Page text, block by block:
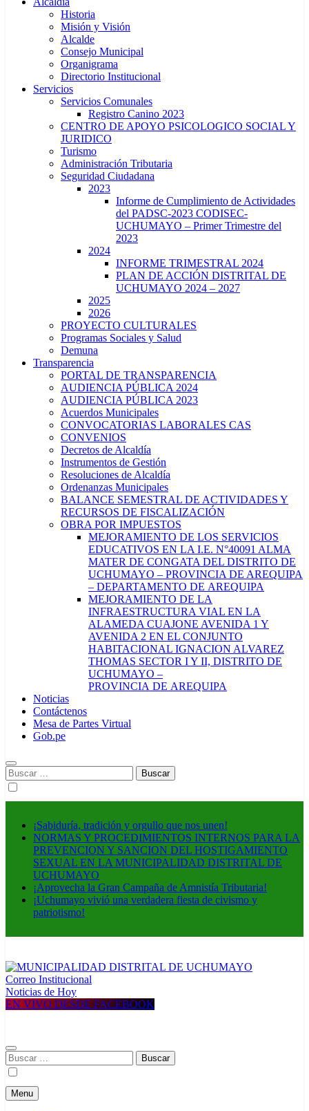
Historia
Misión y Visión
Alcalde
Consejo Municipal
Organigrama
Directorio Institucional
Servicios
Servicios Comunales
Registro Canino 2023
CENTRO DE APOYO PSICOLOGICO SOCIAL Y
JURIDICO
Turismo
Administración Tributaria
Seguridad Ciudadana
2023
Informe de Cumplimiento de Actividades
del PADSC-2023 CODISEC-
UCHUMAYO – Primer Trimestre del
2023
2024
INFORME TRIMESTRAL 2024
PLAN DE ACCIÓN DISTRITAL DE
UCHUMAYO 2024 – 2027
2025
2026
PROYECTO CULTURALES
Programas Sociales y Salud
Demuna
Transparencia
PORTAL DE TRANSPARENCIA
AUDIENCIA PÚBLICA 2024
AUDIENCIA PÚBLICA 2023
Acuerdos Municipales
CONVOCATORIAS LABORALES CAS
CONVENIOS
Decretos de Alcaldía
Instrumentos de Gestión
Resoluciones de Alcaldía
Ordenanzas Municipales
BALANCE SEMESTRAL DE ACTIVIDADES Y
RECURSOS DE FISCALIZACIÓN
OBRA POR IMPUESTOS
MEJORAMIENTO DE LOS SERVICIOS
EDUCATIVOS EN LA I.E. N°40091 ALMA
MATER DE CONGATA DEL DISTRITO DE
UCHUMAYO – PROVINCIA DE AREQUIPA
– DEPARTAMENTO DE AREQUIPA
MEJORAMIENTO DE LA
INFRAESTRUCTURA VIAL EN LA
ALAMEDA CUAJONE AVENIDA 1 Y
AVENIDA 2 EN EL CONJUNTO
HABITACIONAL IGNACION ALVAREZ
THOMAS SECTOR I Y II, DISTRITO DE
UCHUMAYO –
PROVINCIA DE AREQUIPA
Noticias
Contáctenos
Mesa de Partes Virtual
Gob.pe
Buscar:
¡Sabiduría, tradición y orgullo que nos unen!
NORMAS Y PROCEDIMIENTOS INTERNOS PARA LA
PREVENCION Y SANCION DEL HOSTIGAMIENTO
SEXUAL EN LA MUNICIPALIDAD DISTRITAL DE
UCHUMAYO
¡Aprovecha la Gran Campaña de Amnistía Tributaria!
¡Uchumayo vivió una verdadera fiesta de civismo y
patriotismo!
MUNICIPALIDAD DISTRITAL DE UCHUMAYO
Construyendo una nueva Historia
Correo Institucional
Noticias de Hoy
EN VIVO DESDE FACEBOOK
Buscar:
Menu